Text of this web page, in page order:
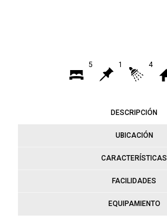
5 1 4
DESCRIPCIÓN
UBICACIÓN
CARACTERÍSTICAS
FACILIDADES
EQUIPAMIENTO